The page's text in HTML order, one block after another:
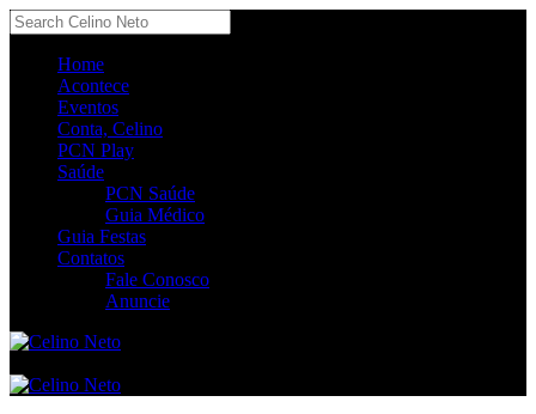
Home
Acontece
Eventos
Conta, Celino
PCN Play
Saúde
PCN Saúde
Guia Médico
Guia Festas
Contatos
Fale Conosco
Anuncie